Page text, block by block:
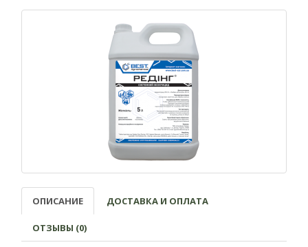
ОПИСАНИЕ ДОСТАВКА И ОПЛАТА
ОТЗЫВЫ (0)